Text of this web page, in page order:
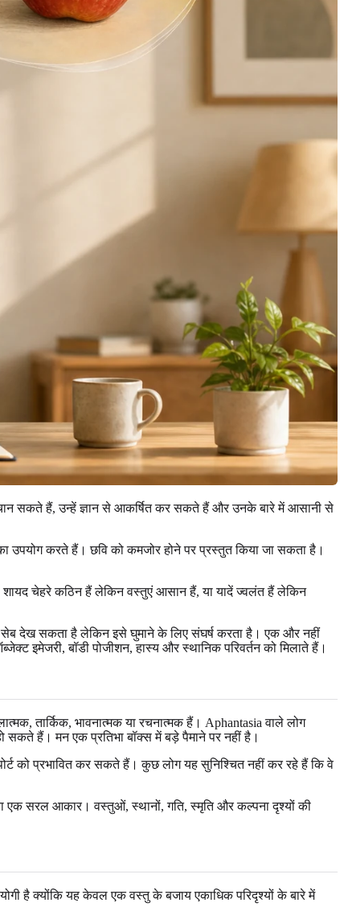
सकते हैं, उन्हें ज्ञान से आकर्षित कर सकते हैं और उनके बारे में आसानी से
उपयोग करते हैं। छवि को कमजोर होने पर प्रस्तुत किया जा सकता है।
चेहरे कठिन हैं लेकिन वस्तुएं आसान हैं, या यादें ज्वलंत हैं लेकिन
देख सकता है लेकिन इसे घुमाने के लिए संघर्ष करता है। एक और नहीं
बॉडी पोजीशन, हास्य और स्थानिक परिवर्तन को मिलाते हैं।
तार्किक, भावनात्मक या रचनात्मक हैं। Aphantasia वाले लोग
सकते हैं। मन एक प्रतिभा बॉक्स में बड़े पैमाने पर नहीं है।
को प्रभावित कर सकते हैं। कुछ लोग यह सुनिश्चित नहीं कर रहे हैं कि वे
एक सरल आकार। वस्तुओं, स्थानों, गति, स्मृति और कल्पना दृश्यों की
है क्योंकि यह केवल एक वस्तु के बजाय एकाधिक परिदृश्यों के बारे में